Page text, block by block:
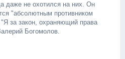
даже не охотился на них. Он
"абсолютным противником
за закон, охраняющий права
Богомолов.